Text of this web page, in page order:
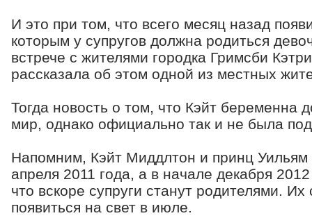
И это при том, что всего месяц назад
которым у супругов должна родиться
встрече с жителями городка Гримсби
рассказала об этом одной из местных
Тогда новость о том, что Кэйт беременна
мир, однако официально так и не была
Напомним, Кэйт Миддлтон и принц Уильям
апреля 2011 года, а в начале декабря
что вскоре супруги станут родителями.
появиться на свет в июле.